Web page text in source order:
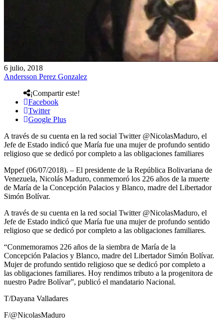
6 julio, 2018
Andersson Perez Gonzalez
¡Compartir este!
Facebook
Twitter
Google Plus
A través de su cuenta en la red social Twitter @NicolasMaduro, el
Jefe de Estado indicó que María fue una mujer de profundo sentido
religioso que se dedicó por completo a las obligaciones familiares
Mppef (06/07/2018). – El presidente de la República Bolivariana de
Venezuela, Nicolás Maduro, conmemoró los 226 años de la muerte
de María de la Concepción Palacios y Blanco, madre del Libertador
Simón Bolívar.
A través de su cuenta en la red social Twitter @NicolasMaduro, el
Jefe de Estado indicó que María fue una mujer de profundo sentido
religioso que se dedicó por completo a las obligaciones familiares.
“Conmemoramos 226 años de la siembra de María de la
Concepción Palacios y Blanco, madre del Libertador Simón Bolívar.
Mujer de profundo sentido religioso que se dedicó por completo a
las obligaciones familiares. Hoy rendimos tributo a la progenitora de
nuestro Padre Bolívar”, publicó el mandatario Nacional.
T/Dayana Valladares
F/@NicolasMaduro